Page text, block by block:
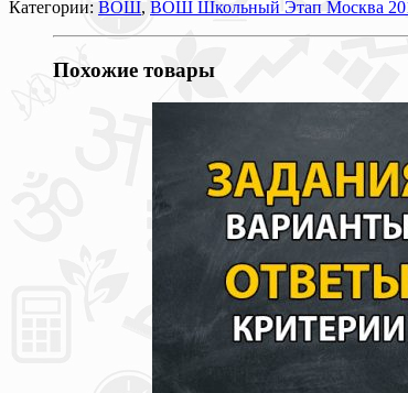
Категории: ВОШ, ВОШ Школьный Этап Москва
Похожие товары